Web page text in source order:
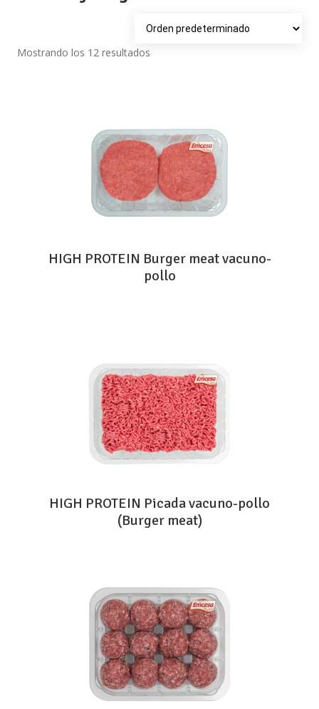
Mostrando los 12 resultados
HIGH PROTEIN Burger meat vacuno-
pollo
HIGH PROTEIN Picada vacuno-pollo
(Burger meat)